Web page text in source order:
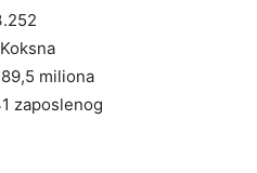
miliona
zaposlenog